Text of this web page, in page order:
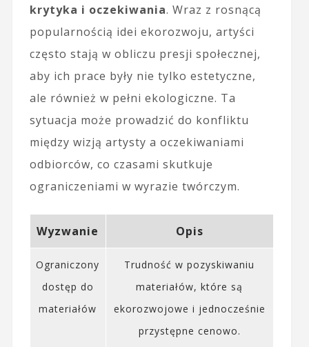
krytyka i oczekiwania. Wraz z rosnącą
popularnością idei ekorozwoju, artyści
często stają w obliczu presji społecznej,
aby ich prace były nie tylko estetyczne,
ale również w pełni ekologiczne. Ta
sytuacja może prowadzić do konfliktu
między wizją artysty a oczekiwaniami
odbiorców, co czasami skutkuje
ograniczeniami w wyrazie twórczym.
Wyzwanie Opis
Ograniczony
dostęp do
materiałów
Trudność w pozyskiwaniu
materiałów, które są
ekorozwojowe i jednocześnie
przystępne cenowo.